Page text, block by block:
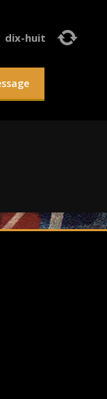
dix-huit